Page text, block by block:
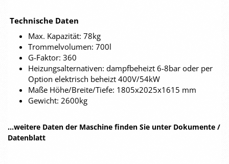
Technische Daten
Max. Kapazität: 78kg
Trommelvolumen: 700l
G-Faktor: 360
Heizungsalternativen: dampfbeheizt 6-8bar oder per
Option elektrisch beheizt 400V/54kW
Maße Höhe/Breite/Tiefe: 1805x2025x1615 mm
Gewicht: 2600kg
...weitere Daten der Maschine finden Sie unter Dokumente /
Datenblatt